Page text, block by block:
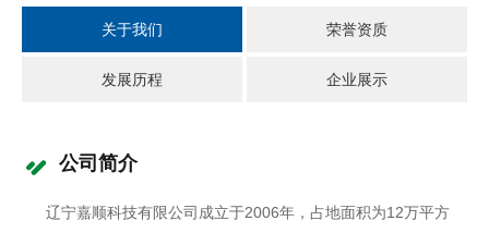
关于我们 荣誉资质
发展历程 企业展示
公司简介
辽宁嘉顺科技有限公司成立于2006年，占地面积为12万平方